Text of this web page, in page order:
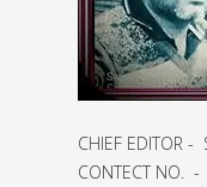
CHIEF EDITOR -
CONTECT NO.